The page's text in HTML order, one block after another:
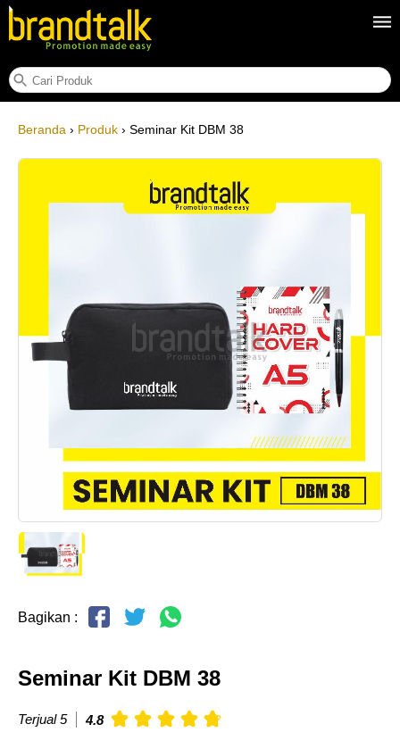
Beranda › Produk › Seminar Kit DBM 38
Bagikan :
Seminar Kit DBM 38
Terjual 5 4.8